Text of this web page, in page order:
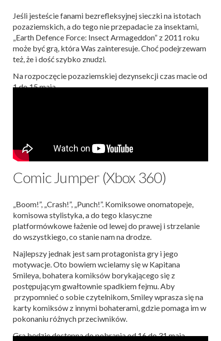
Jeśli jesteście fanami bezrefleksyjnej sieczki na istotach
pozaziemskich, a do tego nie przepadacie za insektami,
„Earth Defence Force: Insect Armageddon” z 2011 roku
może być grą, która Was zainteresuje. Choć podejrzewam
też, że i dość szybko znudzi.
Na rozpoczęcie pozaziemskiej dezynsekcji czas macie od
1 do 15 maja.
Comic Jumper (Xbox 360)
„Boom!”, „Crash!”, „Punch!”. Komiksowe onomatopeje,
komisowa stylistyka, a do tego klasyczne
platformówkowe łażenie od lewej do prawej i strzelanie
do wszystkiego, co stanie nam na drodze.
Najlepszy jednak jest sam protagonista gry i jego
motywacje. Oto bowiem wcielamy się w Kapitana
Smileya, bohatera komiksów borykającego się z
postępującym gwałtownie spadkiem fejmu. Aby
przypomnieć o sobie czytelnikom, Smiley wprasza się na
karty komiksów z innymi bohaterami, gdzie pomaga im w
pokonaniu różnych przeciwników.
Gra będzie dostępna do pobrania od 16 do 31 maja.